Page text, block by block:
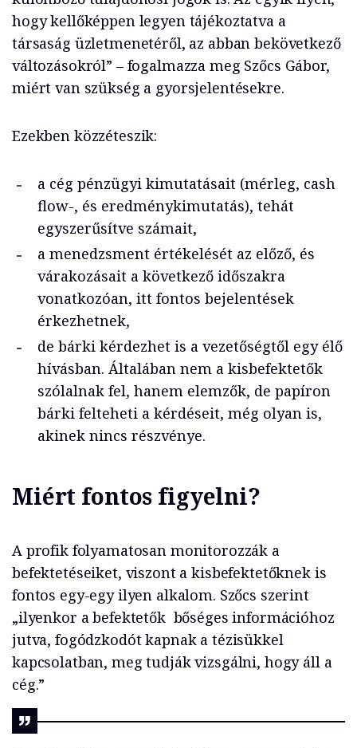
hogy kellőképpen legyen tájékoztatva a
társaság üzletmenetéről, az abban bekövetkező
változásokról” – fogalmazza meg Szőcs Gábor,
miért van szükség a gyorsjelentésekre.
Ezekben közzéteszik:
a cég pénzügyi kimutatásait (mérleg, cash
flow-, és eredménykimutatás), tehát
egyszerűsítve számait,
a menedzsment értékelését az előző, és
várakozásait a következő időszakra
vonatkozóan, itt fontos bejelentések
érkezhetnek,
de bárki kérdezhet is a vezetőségtől egy élő
hívásban. Általában nem a kisbefektetők
szólalnak fel, hanem elemzők, de papíron
bárki felteheti a kérdéseit, még olyan is,
akinek nincs részvénye.
Miért fontos figyelni?
A profik folyamatosan monitorozzák a
befektetéseiket, viszont a kisbefektetőknek is
fontos egy-egy ilyen alkalom. Szőcs szerint
„ilyenkor a befektetők bőséges információhoz
jutva, fogódzkodót kapnak a tézisükkel
kapcsolatban, meg tudják vizsgálni, hogy áll a
cég.”